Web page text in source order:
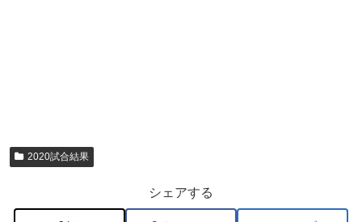
2020試合結果
シェアする